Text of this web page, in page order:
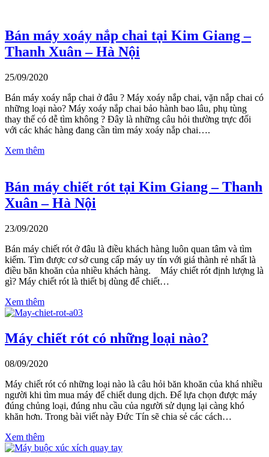
Bán máy xoáy nắp chai tại Kim Giang –
Thanh Xuân – Hà Nội
25/09/2020
Bán máy xoáy nắp chai ở đâu ? Máy xoáy nắp chai, vặn nắp chai có
những loại nào? Máy xoáy nắp chai bảo hành bao lâu, phụ tùng
thay thế có dễ tìm không ? Đây là những câu hỏi thường trực đối
với các khác hàng đang cần tìm máy xoáy nắp chai….
Xem thêm
Bán máy chiết rót tại Kim Giang – Thanh
Xuân – Hà Nội
23/09/2020
Bán máy chiết rót ở đâu là điều khách hàng luôn quan tâm và tìm
kiếm. Tìm được cơ sở cung cấp máy uy tín với giá thành rẻ nhất là
điều băn khoăn của nhiều khách hàng. Máy chiết rót định lượng là
gì? Máy chiết rót là thiết bị dùng để chiết…
Xem thêm
Máy chiết rót có những loại nào?
08/09/2020
Máy chiết rót có những loại nào là câu hỏi băn khoăn của khá nhiều
người khi tìm mua máy để chiết dung dịch. Để lựa chọn được máy
đúng chủng loại, đúng nhu cầu của người sử dụng lại càng khó
khăn hơn. Trong bài viết này Đức Tín sẽ chia sẻ các cách…
Xem thêm